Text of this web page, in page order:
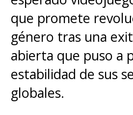
vieja amiga de
Falsworth" ; y
Adir (One night in
el gran antagonista
facción terrorista
Skrull,
que promete
género tras una
abierta que puso a
estabilidad de sus
globales.